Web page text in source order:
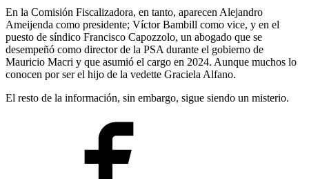
En la Comisión Fiscalizadora, en tanto, aparecen Alejandro
Ameijenda como presidente; Víctor Bambill como vice, y en el
puesto de síndico Francisco Capozzolo, un abogado que se
desempeñó como director de la PSA durante el gobierno de
Mauricio Macri y que asumió el cargo en 2024. Aunque muchos lo
conocen por ser el hijo de la vedette Graciela Alfano.
El resto de la información, sin embargo, sigue siendo un misterio.